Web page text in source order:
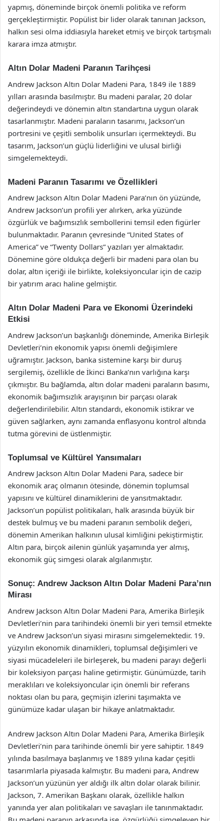
yapmış, döneminde birçok önemli politika ve reform
gerçekleştirmiştir. Popülist bir lider olarak tanınan Jackson,
halkın sesi olma iddiasıyla hareket etmiş ve birçok tartışmalı
karara imza atmıştır.
Altın Dolar Madeni Paranın Tarihçesi
Andrew Jackson Altın Dolar Madeni Para, 1849 ile 1889
yılları arasında basılmıştır. Bu madeni paralar, 20 dolar
değerindeydi ve dönemin altın standartına uygun olarak
tasarlanmıştır. Madeni paraların tasarımı, Jackson’un
portresini ve çeşitli sembolik unsurları içermekteydi. Bu
tasarım, Jackson’un güçlü liderliğini ve ulusal birliği
simgelemekteydi.
Madeni Paranın Tasarımı ve Özellikleri
Andrew Jackson Altın Dolar Madeni Para’nın ön yüzünde,
Andrew Jackson’un profili yer alırken, arka yüzünde
özgürlük ve bağımsızlık sembollerini temsil eden figürler
bulunmaktadır. Paranın çevresinde “United States of
America” ve “Twenty Dollars” yazıları yer almaktadır.
Dönemine göre oldukça değerli bir madeni para olan bu
dolar, altın içeriği ile birlikte, koleksiyoncular için de cazip
bir yatırım aracı haline gelmiştir.
Altın Dolar Madeni Para ve Ekonomi Üzerindeki
Etkisi
Andrew Jackson’un başkanlığı döneminde, Amerika Birleşik
Devletleri’nin ekonomik yapısı önemli değişimlere
uğramıştır. Jackson, banka sistemine karşı bir duruş
sergilemiş, özellikle de İkinci Banka’nın varlığına karşı
çıkmıştır. Bu bağlamda, altın dolar madeni paraların basımı,
ekonomik bağımsızlık arayışının bir parçası olarak
değerlendirilebilir. Altın standardı, ekonomik istikrar ve
güven sağlarken, aynı zamanda enflasyonu kontrol altında
tutma görevini de üstlenmiştir.
Toplumsal ve Kültürel Yansımaları
Andrew Jackson Altın Dolar Madeni Para, sadece bir
ekonomik araç olmanın ötesinde, dönemin toplumsal
yapısını ve kültürel dinamiklerini de yansıtmaktadır.
Jackson’un popülist politikaları, halk arasında büyük bir
destek bulmuş ve bu madeni paranın sembolik değeri,
dönemin Amerikan halkının ulusal kimliğini pekiştirmiştir.
Altın para, birçok ailenin günlük yaşamında yer almış,
ekonomik güç simgesi olarak algılanmıştır.
Sonuç: Andrew Jackson Altın Dolar Madeni Para’nın
Mirası
Andrew Jackson Altın Dolar Madeni Para, Amerika Birleşik
Devletleri’nin para tarihindeki önemli bir yeri temsil etmekte
ve Andrew Jackson’un siyasi mirasını simgelemektedir. 19.
yüzyılın ekonomik dinamikleri, toplumsal değişimleri ve
siyasi mücadeleleri ile birleşerek, bu madeni parayı değerli
bir koleksiyon parçası haline getirmiştir. Günümüzde, tarih
meraklıları ve koleksiyoncular için önemli bir referans
noktası olan bu para, geçmişin izlerini taşımakta ve
günümüze kadar ulaşan bir hikaye anlatmaktadır.
Andrew Jackson Altın Dolar Madeni Para, Amerika Birleşik
Devletleri’nin para tarihinde önemli bir yere sahiptir. 1849
yılında basılmaya başlanmış ve 1889 yılına kadar çeşitli
tasarımlarla piyasada kalmıştır. Bu madeni para, Andrew
Jackson’un yüzünün yer aldığı ilk altın dolar olarak bilinir.
Jackson, 7. Amerikan Başkanı olarak, özellikle halkın
yanında yer alan politikaları ve savaşları ile tanınmaktadır.